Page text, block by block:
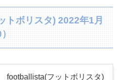
トボリスタ) 2022年1月
footballista(フットボリスタ)